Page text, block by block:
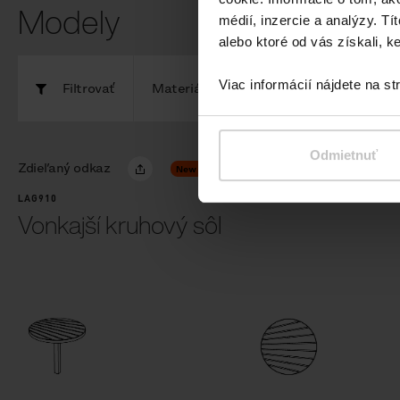
médií, inzercie a analýzy.
alebo ktoré od vás získali,
Viac informácií nájdete na
Odmietnuť
Modely
Filtrovať Materiály
Zdieľaný odkaz New
LAG910
Vonkajší kruhový sôl